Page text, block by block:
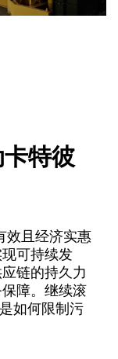
卡特彼
效且经济实惠
可持续发
链的持久力
障。继续滚
如何限制污